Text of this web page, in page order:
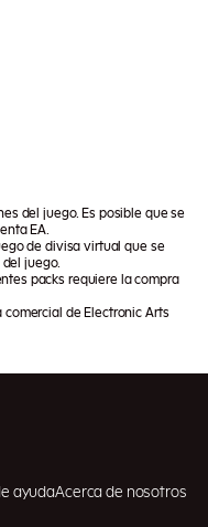
del juego. Es posible que se
EA.
de divisa virtual que se
juego.
packs requiere la compra
comercial de Electronic Arts
ayudaAcerca de nosotros